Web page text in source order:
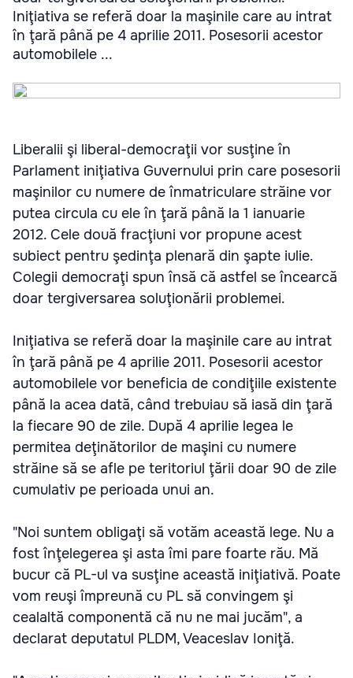
Iniţiativa se referă doar la maşinile care au intrat
în ţară până pe 4 aprilie 2011. Posesorii acestor
automobilele ...
Liberalii şi liberal-democraţii vor susţine în
Parlament iniţiativa Guvernului prin care posesorii
maşinilor cu numere de înmatriculare străine vor
putea circula cu ele în ţară până la 1 ianuarie
2012. Cele două fracţiuni vor propune acest
subiect pentru şedinţa plenară din şapte iulie.
Colegii democraţi spun însă că astfel se încearcă
doar tergiversarea soluţionării problemei.
Iniţiativa se referă doar la maşinile care au intrat
în ţară până pe 4 aprilie 2011. Posesorii acestor
automobilele vor beneficia de condiţiile existente
până la acea dată, când trebuiau să iasă din ţară
la fiecare 90 de zile. După 4 aprilie legea le
permitea deţinătorilor de maşini cu numere
străine să se afle pe teritoriul ţării doar 90 de zile
cumulativ pe perioada unui an.
"Noi suntem obligaţi să votăm această lege. Nu a
fost înţelegerea şi asta îmi pare foarte rău. Mă
bucur că PL-ul va susţine această iniţiativă. Poate
vom reuşi împreună cu PL să convingem şi
cealaltă componentă că nu ne mai jucăm", a
declarat deputatul PLDM, Veaceslav Ioniţă.